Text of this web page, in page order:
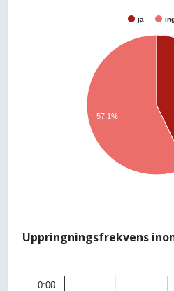
ja
57.1%
Uppringningsfrekvens
0:00